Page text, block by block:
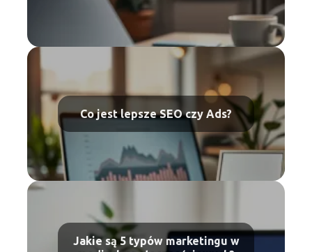
Co jest lepsze SEO czy Ads?
Jakie są 5 typów marketingu w